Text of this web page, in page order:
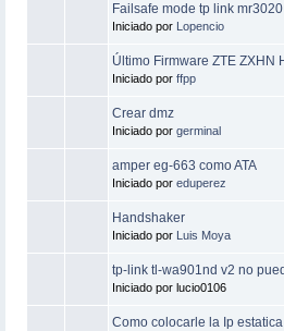
Failsafe mode tp link
Iniciado por Lopencio
Último Firmware ZTE ZXHN
Iniciado por ffpp
Crear dmz
Iniciado por germinal
amper eg-663 como ATA
Iniciado por eduperez
Handshaker
Iniciado por Luis Moya
tp-link tl-wa901nd v2 no
Iniciado por lucio0106
Como colocarle la Ip